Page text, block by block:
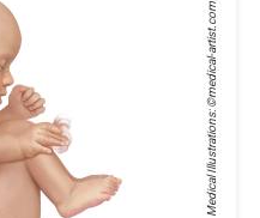
Medical Illustrations: ©
medical-artist.com